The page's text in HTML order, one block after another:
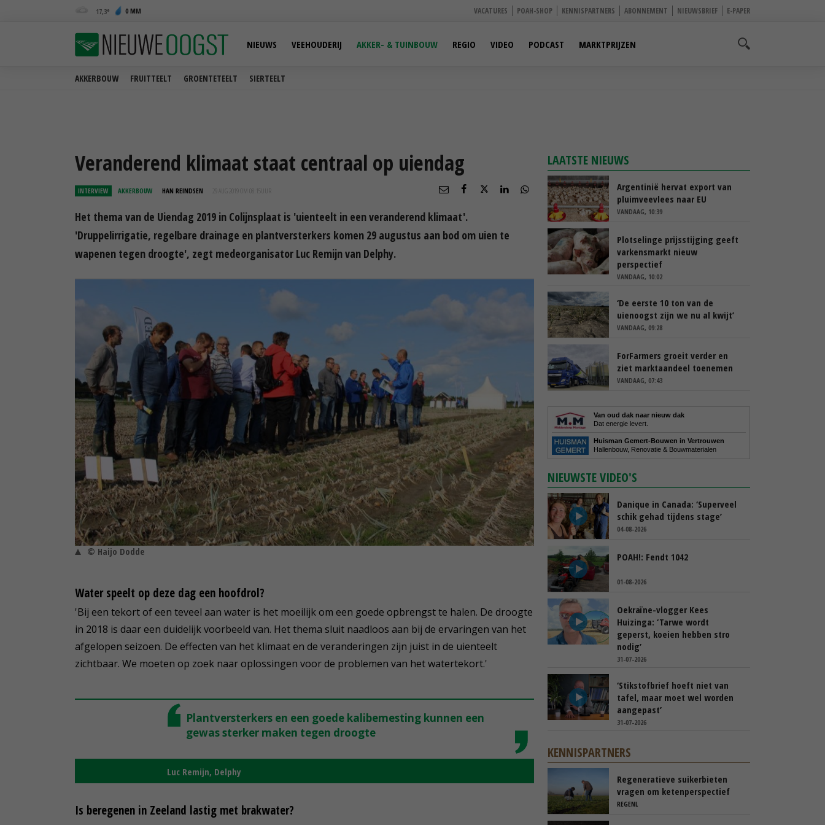
17,3 0 MM VACATURES POAH-SHOP KENNISPARTNERS ABONNEMENT NIEUWSBRIEF E-PAPER
AKKERBOUW FRUITTEELT GROENTETEELT SIERTEELT
NIEUWS VEEHOUDERIJ AKKER- & TUINBOUW REGIO VIDEO PODCAST MARKTPRIJZEN
Veranderend klimaat staat centraal op uiendag
INTERVIEW AKKERBOUW HAN REINDSEN 29 AUG 2019 OM 08:15
Het thema van de Uiendag 2019 in Colijnsplaat is 'uienteelt in een veranderend klimaat'.
'Druppelirrigatie, regelbare drainage en plantversterkers komen 29 augustus aan bod om uien te
wapenen tegen droogte', zegt medeorganisator Luc Remijn van Delphy.
© Haijo Dodde
Water speelt op deze dag een hoofdrol?
'Bij een tekort of een teveel aan water is het moeilijk om een goede opbrengst te halen. De droogte
in 2018 is daar een duidelijk voorbeeld van. Het thema sluit naadloos aan bij de ervaringen van het
afgelopen seizoen. De effecten van het klimaat en de veranderingen zijn juist in de uienteelt
zichtbaar. We moeten op zoek naar oplossingen voor de problemen van het watertekort.'
Plantversterkers en een goede kalibemesting kunnen een
gewas sterker maken tegen droogte
Luc Remijn, Delphy
Is beregenen in Zeeland lastig met brakwater?
LAATSTE NIEUWS
Argentinië hervat export van
pluimveevlees naar EU
VANDAAG, 10:39
Plotselinge prijsstijging geeft
varkensmarkt nieuw
perspectief
VANDAAG, 10:02
‘De eerste 10 ton van de
uienoogst zijn we nu al kwijt’
VANDAAG, 09:28
ForFarmers groeit verder en
ziet marktaandeel toenemen
VANDAAG, 07:43
Van oud dak naar nieuw dak
Dat energie levert.
Huisman Gemert-Bouwen in Vertrouwen
Hallenbouw, Renovatie & Bouwmaterialen
NIEUWSTE VIDEO'S
Danique in Canada: ‘Superveel
schik gehad tijdens stage’
04-08-2026
POAH!: Fendt 1042
01-08-2026
Oekraïne-vlogger Kees
Huizinga: ‘Tarwe wordt
geperst, koeien hebben stro
nodig’
31-07-2026
‘Stikstofbrief hoeft niet van
tafel, maar moet wel worden
aangepast’
31-07-2026
KENNISPARTNERS
Regeneratieve suikerbieten
vragen om ketenperspectief
REGENL